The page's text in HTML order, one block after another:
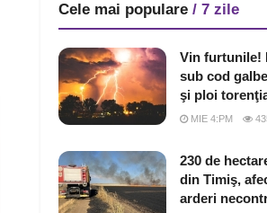
Cele mai populare / 7 zile
Vin furtunile!
sub cod
şi ploi
MIE 4:PM
230 de
din Timiş,
arderi